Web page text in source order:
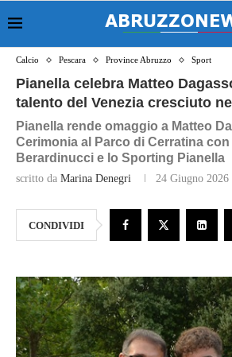
Calcio Pescara Province Abruzzo Sport
Pianella celebra Matteo
talento del Venezia cresciuto
Pianella rende omaggio a Matteo
Cerimonia al Parco di Cerratina
Berardinucci e lo Sporting Pianella
scritto da Marina Denegri 24 Giugno 2026
CONDIVIDI